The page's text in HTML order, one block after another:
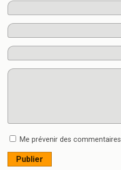
Me prévenir des
Publier